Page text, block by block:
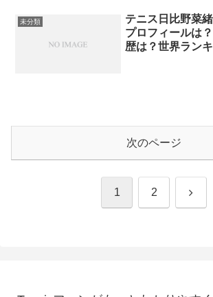
未分類
テニス日比野菜
プロフィールは
歴は？世界ラン
次のページ
1 2 次